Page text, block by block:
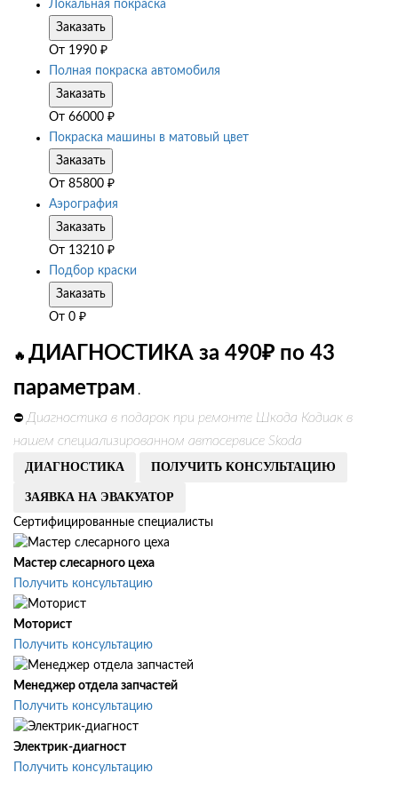
Локальная покраска
Заказать
От 1990 ₽
Полная покраска автомобиля
Заказать
От 66000 ₽
Покраска машины в матовый цвет
Заказать
От 85800 ₽
Аэрография
Заказать
От 13210 ₽
Подбор краски
Заказать
От 0 ₽
🔥 ДИАГНОСТИКА за 490₽ по 43
параметрам .
⛔ Диагностика в подарок при ремонте Шкода Кодиак в
нашем специализированном автосервисе Skoda
ДИАГНОСТИКА ПОЛУЧИТЬ КОНСУЛЬТАЦИЮ
ЗАЯВКА НА ЭВАКУАТОР
Сертифицированные специалисты
Мастер слесарного цеха
Получить консультацию
Моторист
Получить консультацию
Менеджер отдела запчастей
Получить консультацию
Электрик-диагност
Получить консультацию